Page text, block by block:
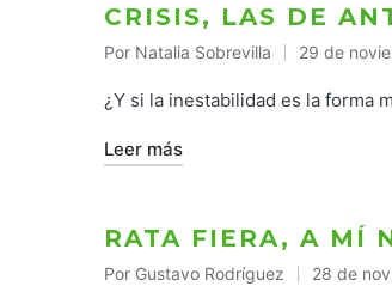
CRISIS, LAS DE
Publicado
por
Por Natalia Sobrevilla 29 de
¿Y si la inestabilidad es la forma
Leer más
RATA FIERA, A MÍ
Publicado
Por Gustavo Rodríguez 28 de